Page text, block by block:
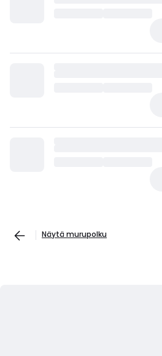
Näytä murupolku